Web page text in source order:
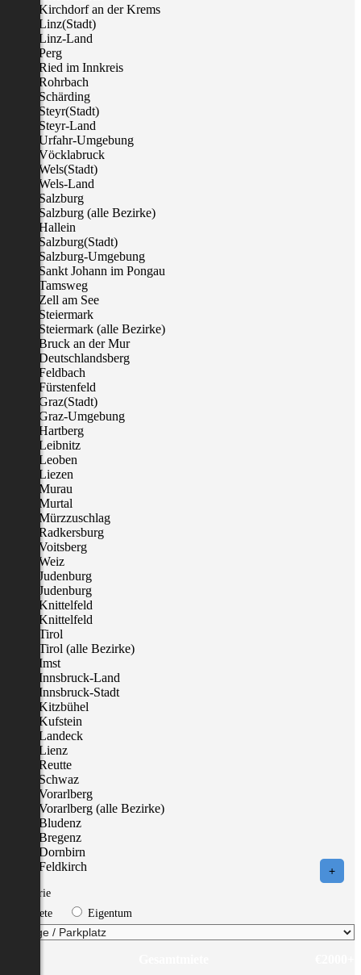
Kirchdorf an der Krems
Linz(Stadt)
Linz-Land
Perg
Ried im Innkreis
Rohrbach
Schärding
Steyr(Stadt)
Steyr-Land
Urfahr-Umgebung
Vöcklabruck
Wels(Stadt)
Wels-Land
Salzburg
Salzburg (alle Bezirke)
Hallein
Salzburg(Stadt)
Salzburg-Umgebung
Sankt Johann im Pongau
Tamsweg
Zell am See
Steiermark
Steiermark (alle Bezirke)
Bruck an der Mur
Deutschlandsberg
Feldbach
Fürstenfeld
Graz(Stadt)
Graz-Umgebung
Hartberg
Leibnitz
Leoben
Liezen
Murau
Murtal
Mürzzuschlag
Radkersburg
Voitsberg
Weiz
Judenburg
Judenburg
Knittelfeld
Knittelfeld
Tirol
Tirol (alle Bezirke)
Imst
Innsbruck-Land
Innsbruck-Stadt
Kitzbühel
Kufstein
Landeck
Lienz
Reutte
Schwaz
Vorarlberg
Vorarlberg (alle Bezirke)
Bludenz
Bregenz
Dornbirn
Feldkirch
+
Kategorie
Miete
Eigentum